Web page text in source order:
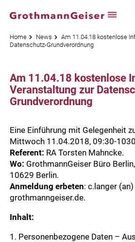
Home News
Am 11.04.18 kostenlose
Datenschutz-Grundverordnung
Am 11.04.18 kostenlose
Veranstaltung zur
Grundverordnung
Eine Einführung mit Gelegenheit
Mittwoch 11.04.2018, 09:30-
Referent: RA Torsten Mahncke.
Wo: GrothmannGeiser Büro
10629 Berlin.
Anmeldung erbeten: c.langer (an)
grothmanngeiser.de.
Inhalt:
1. Personenbezogene Daten –